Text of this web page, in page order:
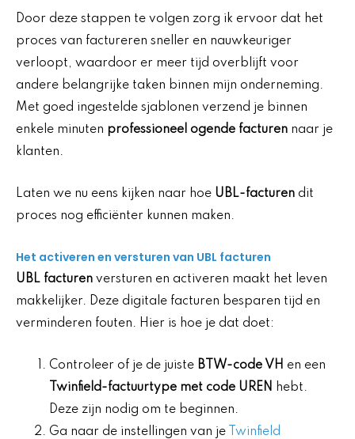
Door deze stappen te volgen zorg ik ervoor dat het
proces van factureren sneller en nauwkeuriger
verloopt, waardoor er meer tijd overblijft voor
andere belangrijke taken binnen mijn onderneming.
Met goed ingestelde sjablonen verzend je binnen
enkele minuten professioneel ogende facturen naar je
klanten.
Laten we nu eens kijken naar hoe UBL-facturen dit
proces nog efficiënter kunnen maken.
Het activeren en versturen van UBL facturen
UBL facturen versturen en activeren maakt het leven
makkelijker. Deze digitale facturen besparen tijd en
verminderen fouten. Hier is hoe je dat doet:
Controleer of je de juiste BTW-code VH en een
Twinfield-factuurtype met code UREN
hebt.
Deze zijn nodig om te beginnen.
Ga naar de instellingen van je
Twinfield